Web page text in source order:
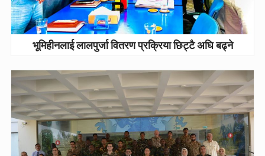
भूमिहीनलाई लालपुर्जा वितरण प्रक्रिया छिट्टै अघि बढ्ने